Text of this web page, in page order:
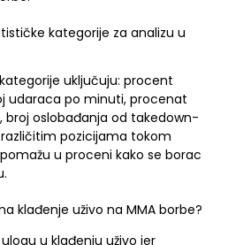
kategorije za analizu u
uključuju: procent
udaraca po minuti, procenat
oslobađanja od takedown-
pozicijama tokom
u proceni kako se borac
klađenje uživo na MMA borbe?
u klađenju uživo jer